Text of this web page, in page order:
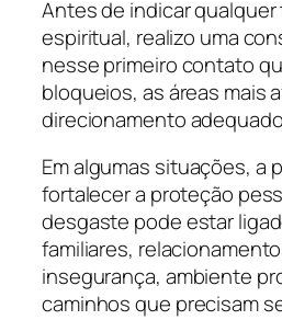
Antes de indicar qualquer
espiritual, realizo uma
nesse primeiro contato
bloqueios, as áreas mais
direcionamento
Em algumas situações, a
fortalecer a proteção
desgaste pode estar
familiares,
insegurança, ambiente
caminhos que precisam